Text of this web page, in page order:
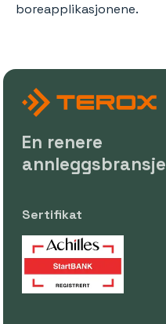
boreapplikasjonene.
En renere
annleggsbransje
Sertifikat